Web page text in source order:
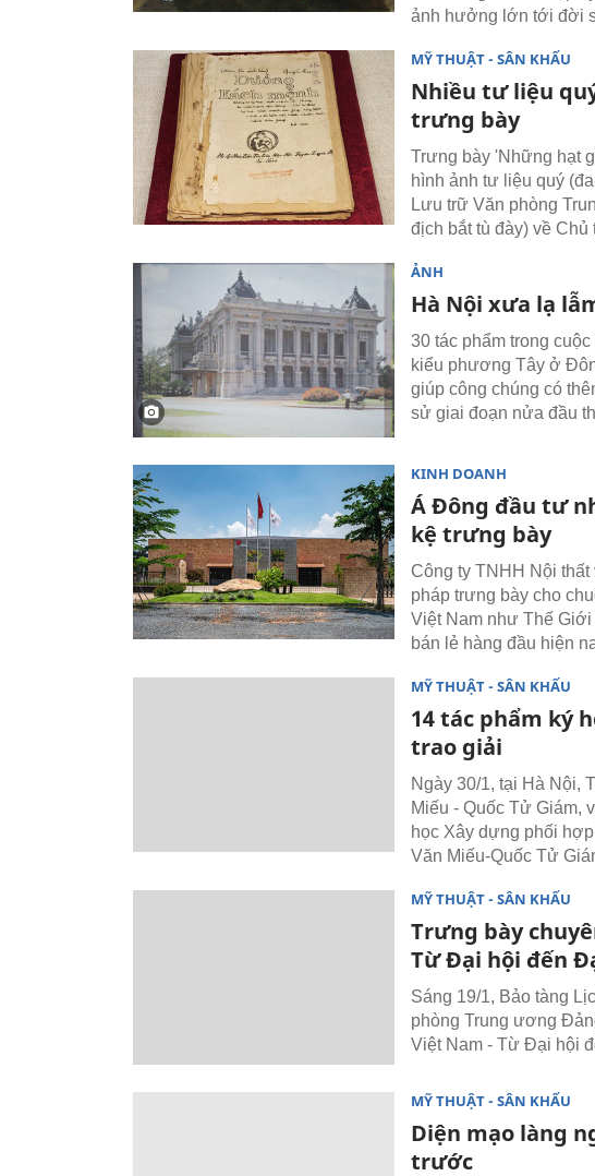
ảnh hưởng lớn tới đời
MỸ THUẬT - SÂN KHẤU
Nhiều tư liệu
trưng bày
Trưng bày 'Những hạt
hình ảnh tư liệu quý
Lưu trữ Văn phòng
địch bắt tù đày) về Chủ
ẢNH
Hà Nội xưa lạ
30 tác phẩm trong
kiểu phương Tây ở
giúp công chúng có
sử giai đoạn nửa đầu
KINH DOANH
Á Đông đầu tư
kệ trưng bày
Công ty TNHH Nội
pháp trưng bày cho
Việt Nam như Thế
bán lẻ hàng đầu hiện
MỸ THUẬT - SÂN KHẤU
14 tác phẩm ký
trao giải
Ngày 30/1, tại Hà Nội,
Miếu - Quốc Tử Giám,
học Xây dựng phối
Văn Miếu-Quốc Tử
MỸ THUẬT - SÂN KHẤU
Trưng bày
Từ Đại hội đến
Sáng 19/1, Bảo tàng
phòng Trung ương
Việt Nam - Từ Đại hội
MỸ THUẬT - SÂN KHẤU
Diện mạo làng
trước